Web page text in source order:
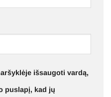
išsaugoti vardą,
puslapį, kad jų